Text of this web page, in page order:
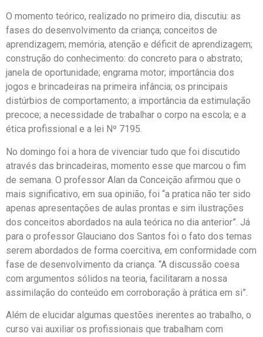
O momento teórico, realizado no primeiro dia, discutiu: as
fases do desenvolvimento da criança; conceitos de
aprendizagem; memória, atenção e déficit de aprendizagem;
construção do conhecimento: do concreto para o abstrato;
janela de oportunidade; engrama motor; importância dos
jogos e brincadeiras na primeira infância; os principais
distúrbios de comportamento; a importância da estimulação
precoce; a necessidade de trabalhar o corpo na escola; e a
ética profissional e a lei Nº 7195.
No domingo foi a hora de vivenciar tudo que foi discutido
através das brincadeiras, momento esse que marcou o fim
de semana. O professor Alan da Conceição afirmou que o
mais significativo, em sua opinião, foi “a pratica não ter sido
apenas apresentações de aulas prontas e sim ilustrações
dos conceitos abordados na aula teórica no dia anterior”. Já
para o professor Glauciano dos Santos foi o fato dos temas
serem abordados de forma coercitiva, em conformidade com
fase de desenvolvimento da criança. “A discussão coesa
com argumentos sólidos na teoria, facilitaram a nossa
assimilação do conteúdo em corroboração à prática em si”.
Além de elucidar algumas questões inerentes ao trabalho, o
curso vai auxiliar os profissionais que trabalham com